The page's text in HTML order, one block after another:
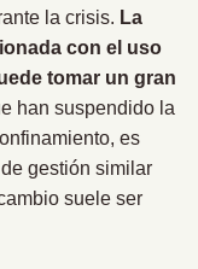
la crisis. La
con el uso
tomar un gran
han suspendido la
es
gestión similar
suele ser